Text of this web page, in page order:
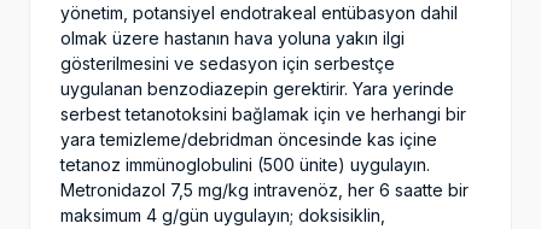
yönetim, potansiyel endotrakeal entübasyon dahil
olmak üzere hastanın hava yoluna yakın ilgi
gösterilmesini ve sedasyon için serbestçe
uygulanan benzodiazepin gerektirir. Yara yerinde
serbest tetanotoksini bağlamak için ve herhangi bir
yara temizleme/debridman öncesinde kas içine
tetanoz immünoglobulini (500 ünite) uygulayın.
Metronidazol 7,5 mg/kg intravenöz, her 6 saatte bir
maksimum 4 g/gün uygulayın; doksisiklin,